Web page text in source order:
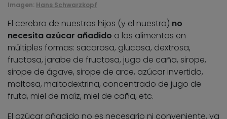
Imagen: Hans Schwarzkopf
El cerebro de nuestros hijos (y el nuestro) no
necesita azúcar añadido a los alimentos en
múltiples formas: sacarosa, glucosa, dextrosa,
fructosa, jarabe de fructosa, jugo de caña, sirope,
sirope de ágave, sirope de arce, azúcar invertido,
maltosa, maltodextrina, concentrado de jugo de
fruta, miel de maíz, miel de caña, etc.
El azúcar añadido no es necesario ni conveniente, ya